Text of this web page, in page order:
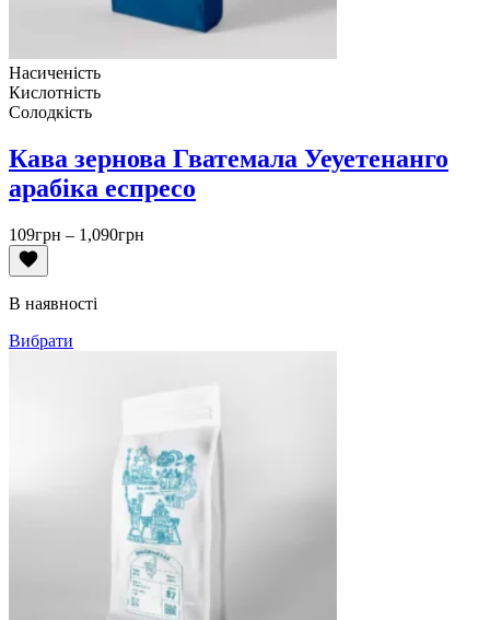
Насиченість
Кислотність
Солодкість
Кава зернова Гватемала Уеуетенанго
арабіка еспресо
109грн – 1,090грн
В наявності
Вибрати